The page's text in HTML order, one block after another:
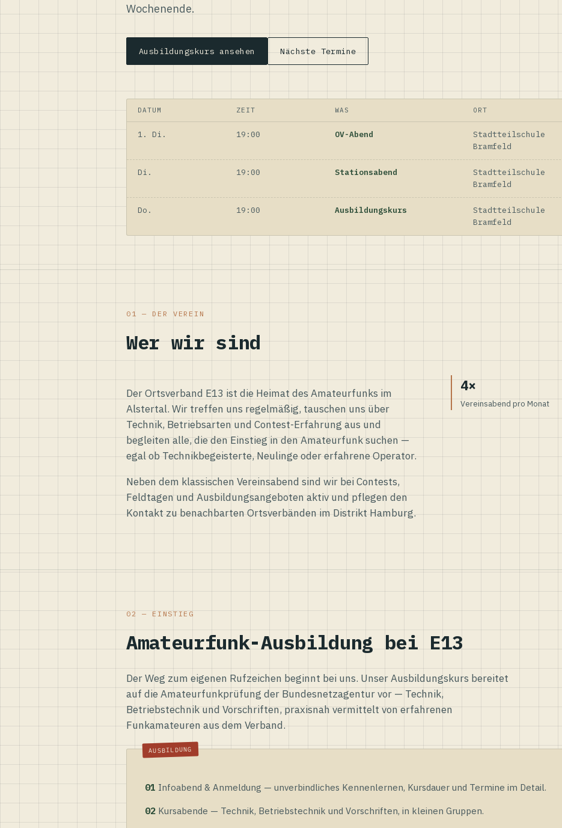
Wochenende.
Ausbildungskurs ansehen Nächste Termine
DATUM ZEIT WAS ORT
1. Di. 19:00 OV-Abend
Stadtteilschule
Bramfeld
Di. 19:00 Stationsabend
Stadtteilschule
Bramfeld
Do. 19:00 Ausbildungskurs
Stadtteilschule
Bramfeld
01 — DER VEREIN
Wer wir sind
Der Ortsverband E13 ist die Heimat des Amateurfunks im
Alstertal. Wir treffen uns regelmäßig, tauschen uns über
Technik, Betriebsarten und Contest-Erfahrung aus und
begleiten alle, die den Einstieg in den Amateurfunk suchen —
egal ob Technikbegeisterte, Neulinge oder erfahrene Operator.
Neben dem klassischen Vereinsabend sind wir bei Contests,
Feldtagen und Ausbildungsangeboten aktiv und pflegen den
Kontakt zu benachbarten Ortsverbänden im Distrikt Hamburg.
4×
Vereinsabend pro Monat
02 — EINSTIEG
Amateurfunk-Ausbildung bei E13
Der Weg zum eigenen Rufzeichen beginnt bei uns. Unser Ausbildungskurs bereitet
auf die Amateurfunkprüfung der Bundesnetzagentur vor — Technik,
Betriebstechnik und Vorschriften, praxisnah vermittelt von erfahrenen
Funkamateuren aus dem Verband.
01 Infoabend & Anmeldung — unverbindliches Kennenlernen, Kursdauer und Termine im Detail.
02 Kursabende — Technik, Betriebstechnik und Vorschriften, in kleinen Gruppen.